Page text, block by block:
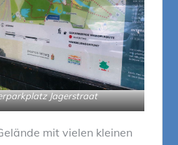
Jagerstraat
mit vielen kleinen